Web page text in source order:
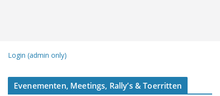
Login (admin only)
Evenementen, Meetings, Rally’s & Toerritten